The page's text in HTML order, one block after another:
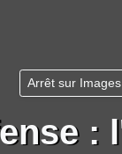
Arrêt sur Images